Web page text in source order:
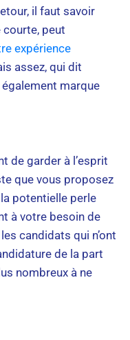
il faut savoir
courte, peut
expérience
assez, qui dit
marque
de garder à l’esprit
que vous proposez
potentielle perle
à votre besoin de
candidats qui n’ont
de la part
nombreux à ne